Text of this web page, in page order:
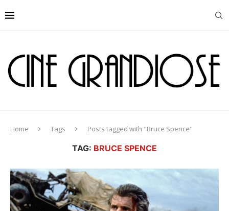
Home Tags Posts tagged with "Bruce Spence"
TAG: BRUCE SPENCE